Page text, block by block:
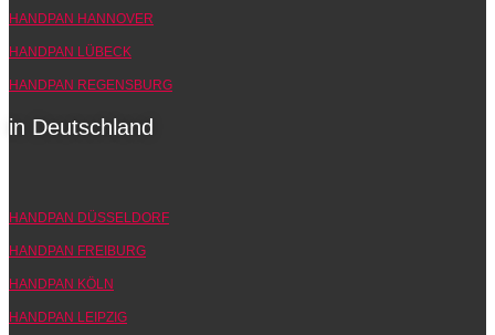
HANDPAN HANNOVER
HANDPAN LÜBECK
HANDPAN REGENSBURG
in Deutschland
HANDPAN DÜSSELDORF
HANDPAN FREIBURG
HANDPAN KÖLN
HANDPAN LEIPZIG